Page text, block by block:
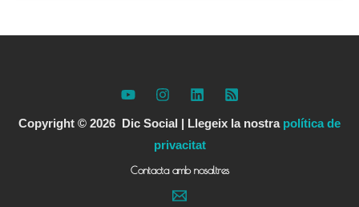
Copyright © 2026 Dic Social | Llegeix la nostra política de
privacitat
Contacta amb nosaltres